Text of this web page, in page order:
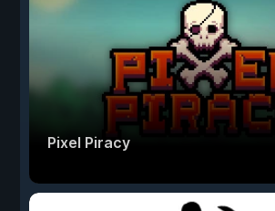
Pixel Piracy